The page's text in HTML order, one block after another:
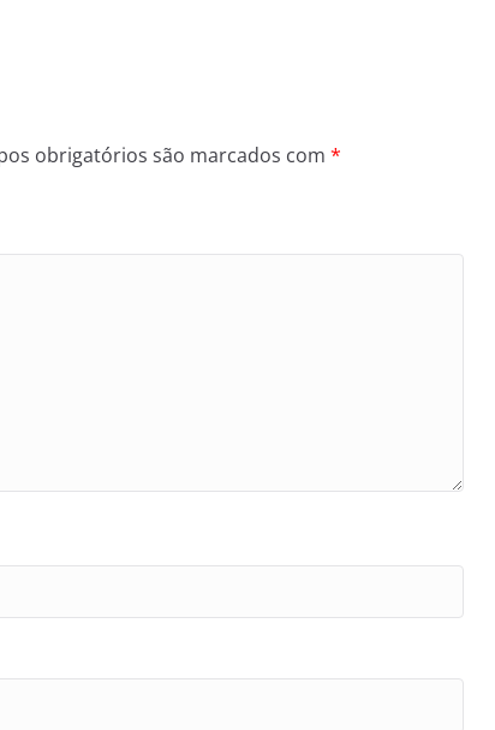
obrigatórios são marcados com *